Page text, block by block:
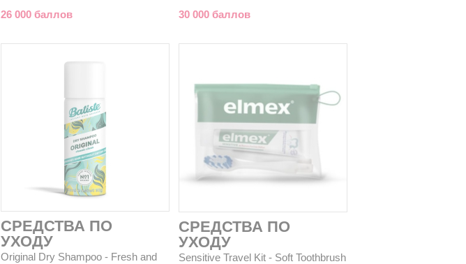
26 000 баллов 30 000 баллов
СРЕДСТВА ПО
УХОДУ
Original Dry Shampoo - Fresh and
СРЕДСТВА ПО
УХОДУ
Sensitive Travel Kit - Soft Toothbrush